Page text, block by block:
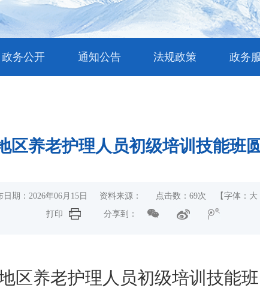
政务公开 通知公告 法规政策 政务
区养老护理人员初级培训技能班
日期：2026年06月15日 资料来源： 点击数： 69次 【字体： 大
打印
分享到：
区养老护理人员初级培训技能班